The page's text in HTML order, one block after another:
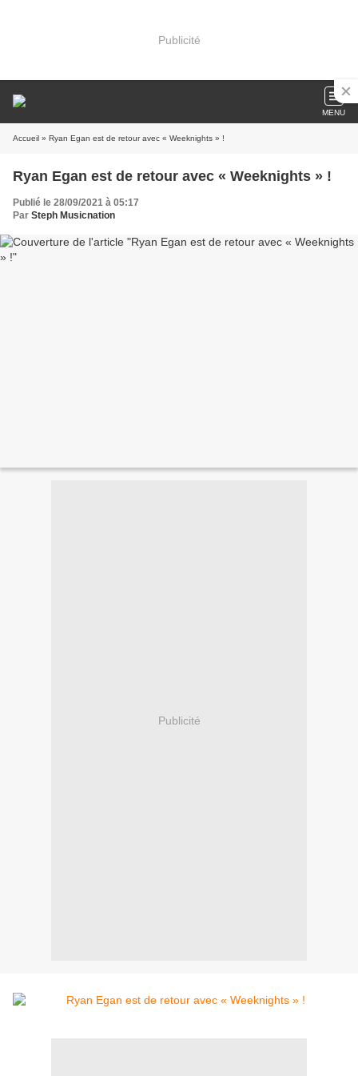
Publicité
MENU
Accueil » Ryan Egan est de retour avec « Weeknights » !
Ryan Egan est de retour avec « Weeknights » !
Publié le 28/09/2021 à 05:17
Par Steph Musicnation
Publicité